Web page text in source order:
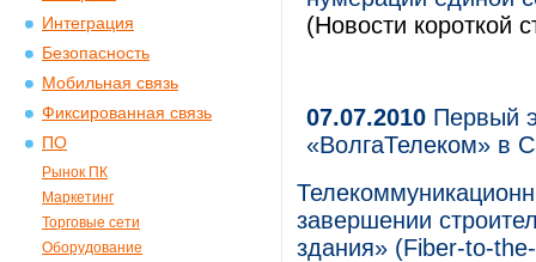
Интеграция
Безопасность
Мобильная связь
Фиксированная связь
ПО
Рынок ПК
Маркетинг
Торговые сети
Оборудование
(Новости короткой
07.07.2010 Первый
«ВолгаТелеком» в
завершении
здания» (Fiber-to-